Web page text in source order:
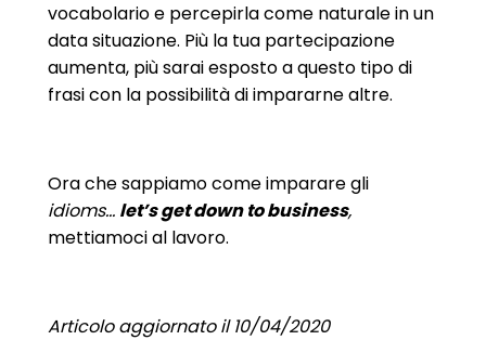
vocabolario e percepirla come naturale in un
data situazione. Più la tua partecipazione
aumenta, più sarai esposto a questo tipo di
frasi con la possibilità di impararne altre.
Ora che sappiamo come imparare gli
idioms… let’s get down to business,
mettiamoci al lavoro.
Articolo aggiornato il 10/04/2020